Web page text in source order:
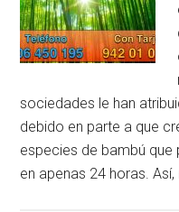
sociedades le han
debido en parte a que
especies de bambú que
en apenas 24 horas.